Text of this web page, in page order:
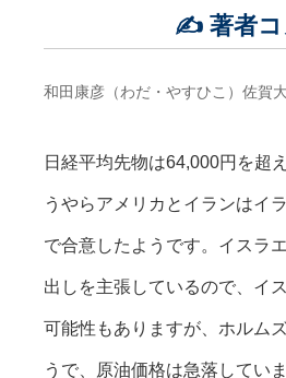
✍️ 著者コ
和田康彦（わだ・やすひこ）佐賀
日経平均先物は64,000円を超
うやらアメリカとイランはイ
で合意したようです。イスラ
出しを主張しているので、イ
可能性もありますが、ホルム
うで、原油価格は急落していま